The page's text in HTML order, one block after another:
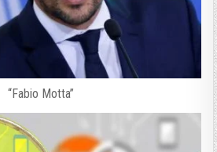
“Fabio Motta”